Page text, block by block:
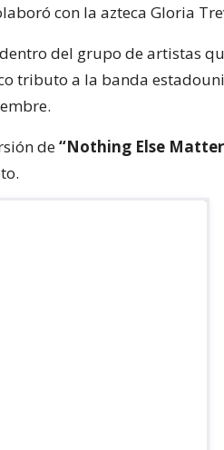
con la azteca Gloria
del grupo de artistas
tributo a la banda
de“Nothing Else